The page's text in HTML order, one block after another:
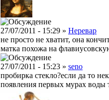
27/07/2011 - 15:29 » Неревар
не просто не хватит, она
матка похожа на
27/07/2011 - 15:23 » seno
пробирка стекло?если да то
появления первых мурах воды